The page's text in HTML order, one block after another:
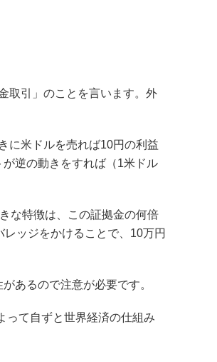
取引」のことを言います。外
に米ドルを売れば10円の利益
逆の動きをすれば（1米ドル
な特徴は、この証拠金の何倍
ッジをかけることで、10万円
あるので注意が必要です。
って自ずと世界経済の仕組み